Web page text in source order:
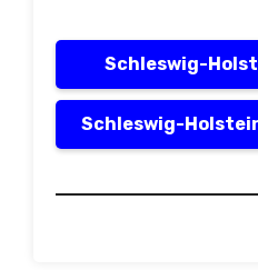
Schleswig-
Schleswig-